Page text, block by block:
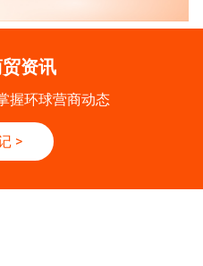
资讯
握环球营商动态
>